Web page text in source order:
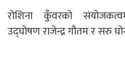
रोशिना कुँवरको
उद्घोषण राजेन्द्र गौतम र सरु